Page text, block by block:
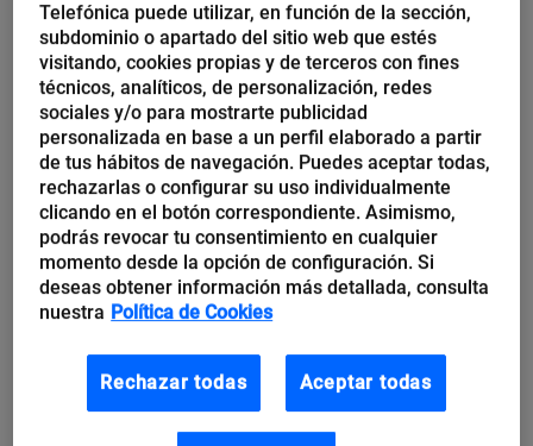
Mercedes Oriol Vico
Conviértete en un ‘podcaster’ y
aumenta las conversiones de tu
negocio
Fue Franklin Delano Roosevelt, el trigésimo segundo presidente
de EEUU (1933-1945), quien supo sacarle provecho al poder de
las ondas para ‘entrar’ en las casas de sus compatriotas y...
Telefónica puede utilizar, en función de la sección,
subdominio o apartado del sitio web que estés
visitando, cookies propias y de terceros con fines
técnicos, analíticos, de personalización, redes
sociales y/o para mostrarte publicidad
personalizada en base a un perfil elaborado a partir
de tus hábitos de navegación. Puedes aceptar todas,
rechazarlas o configurar su uso individualmente
clicando en el botón correspondiente. Asimismo,
podrás revocar tu consentimiento en cualquier
momento desde la opción de configuración. Si
deseas obtener información más detallada, consulta
nuestra Política de Cookies
Rechazar todas Aceptar todas